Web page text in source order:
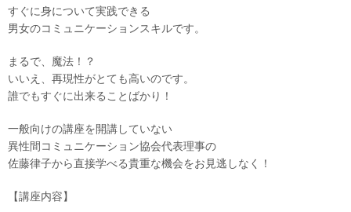
すぐに身について実践できる
男女のコミュニケーションスキルです。
まるで、魔法！？
いいえ、再現性がとても高いのです。
誰でもすぐに出来ることばかり！
一般向けの講座を開講していない
異性間コミュニケーション協会代表理事の
佐藤律子から直接学べる貴重な機会をお見逃しなく！
【講座内容】